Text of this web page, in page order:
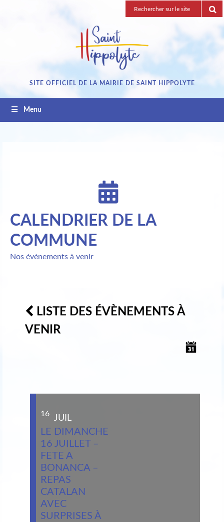
Recherche
pour
SITE OFFICIEL DE LA MAIRIE DE SAINT HIPPOLYTE
Menu
CALENDRIER DE LA
COMMUNE
Nos évènements à venir
LISTE DES ÉVÈNEMENTS À
VENIR
16 JUIL
LE DIMANCHE
16 JUILLET –
FETE A
BONANCA –
REPAS
CATALAN
AVEC
SURPRISES À